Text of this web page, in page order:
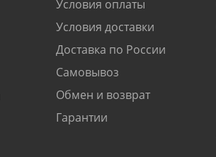
Условия оплаты
Условия доставки
Доставка по России
Самовывоз
Обмен и возврат
Гарантии